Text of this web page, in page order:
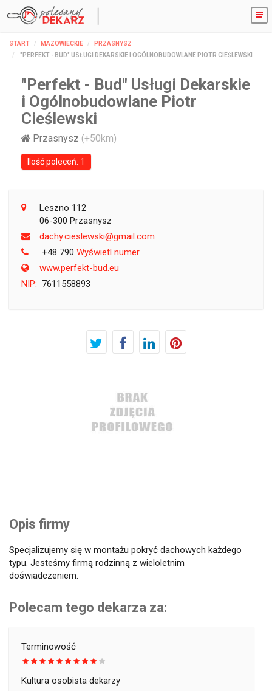
START MAZOWIECKIE
PRZASNYSZ
"PERFEKT - BUD" USŁUGI DEKARSKIE I OGÓLNOBUDOWLANE PIOTR CIEŚLEWSKI
"Perfekt - Bud" Usługi Dekarskie
i Ogólnobudowlane Piotr
Cieślewski
Przasnysz (+50km)
Ilość poleceń: 1
Opis firmy
Specjalizujemy się w montażu pokryć dachowych każdego
typu. Jesteśmy firmą rodzinną z wieloletnim
doświadczeniem.
Polecam tego dekarza za:
Terminowość
Kultura osobista dekarzy
Leszno 112
06-300 Przasnysz
moc.liamg@ikswelseic.yhcad
+48 790 Wyświetl numer
www.perfekt-bud.eu
NIP: 7611558893